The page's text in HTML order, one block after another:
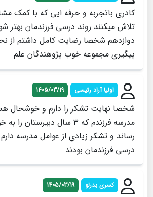
کادری باتجربه و حرفه ایی که با کمک
تلاش میکنند روند درسی فرزندمان بهتر
دوازدهم شخصا رضایت کامل داشتم از
پیگیری مجموعه خوب پژوهندگان علم
اولیا آراد رئیسی 1405/03/19
شخصا نهایت تشکر را دارم و خوشحال
مدرسه فرزندم که 3 سال دبیرستان
رساند و تشکر زیادی از عوامل مدرسه دارم
درسی فرزندمان بودند
کسری بدرلو 1405/03/19